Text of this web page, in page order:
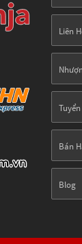
Liên
Bán
Blog